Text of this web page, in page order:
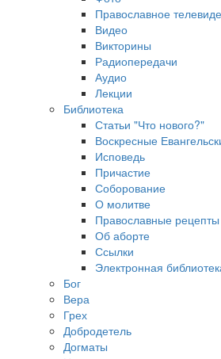
Православное
Видео
Викторины
Радиопередачи
Аудио
Лекции
Библиотека
Статьи "Что нового?"
Воскресные
Исповедь
Причастие
Соборование
О молитве
Православные рецепты
Об аборте
Ссылки
Электронная
Бог
Вера
Грех
Добродетель
Догматы